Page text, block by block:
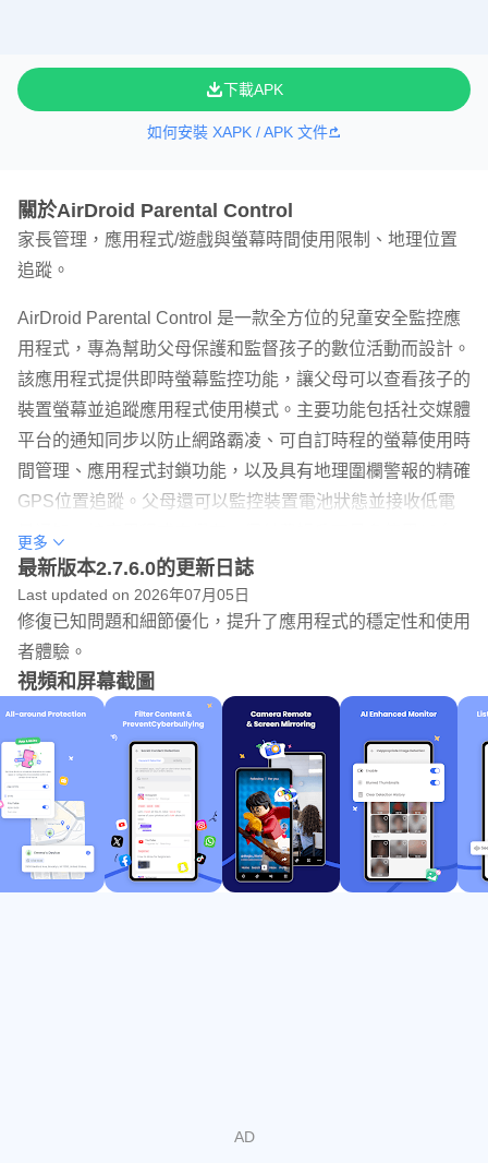
下載APK
如何安裝 XAPK / APK 文件
關於AirDroid Parental Control
家長管理，應用程式/遊戲與螢幕時間使用限制、地理位置
追蹤。
AirDroid Parental Control 是一款全方位的兒童安全監控應
用程式，專為幫助父母保護和監督孩子的數位活動而設計。
該應用程式提供即時螢幕監控功能，讓父母可以查看孩子的
裝置螢幕並追蹤應用程式使用模式。主要功能包括社交媒體
平台的通知同步以防止網路霸凌、可自訂時程的螢幕使用時
間管理、應用程式封鎖功能，以及具有地理圍欄警報的精確
GPS位置追蹤。父母還可以監控裝置電池狀態並接收低電
量通知。該應用程式支援在一個付費帳戶下最多使用10台
裝置，並提供3天的進階功能免費試用。憑藉其簡單易用的
設定流程和全面的監控功能，AirDroid Parental Control 為
父母提供了確保孩子數位安全和維持健康使用裝置習慣的重
要工具。
更多
最新版本2.7.6.0的更新日誌
Last updated on 2026年07月05日
修復已知問題和細節優化，提升了應用程式的穩定性和使用
者體驗。
視頻和屏幕截圖